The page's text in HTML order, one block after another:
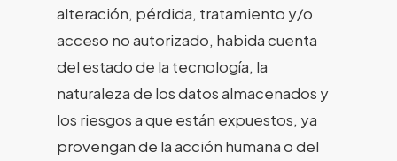
alteración, pérdida, tratamiento y/o
acceso no autorizado, habida cuenta
del estado de la tecnología, la
naturaleza de los datos almacenados y
los riesgos a que están expuestos, ya
provengan de la acción humana o del